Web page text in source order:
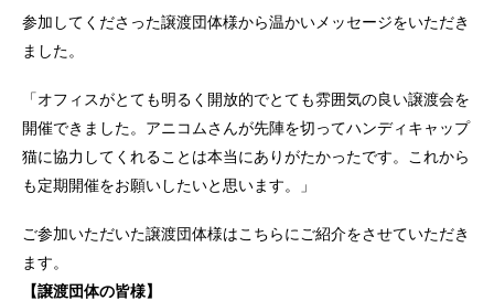
参加してくださった譲渡団体様から温かいメッセージをいただき
ました。
「オフィスがとても明るく開放的でとても雰囲気の良い譲渡会を
開催できました。アニコムさんが先陣を切ってハンディキャップ
猫に協力してくれることは本当にありがたかったです。これから
も定期開催をお願いしたいと思います。」
ご参加いただいた譲渡団体様はこちらにご紹介をさせていただき
ます。
【譲渡団体の皆様】